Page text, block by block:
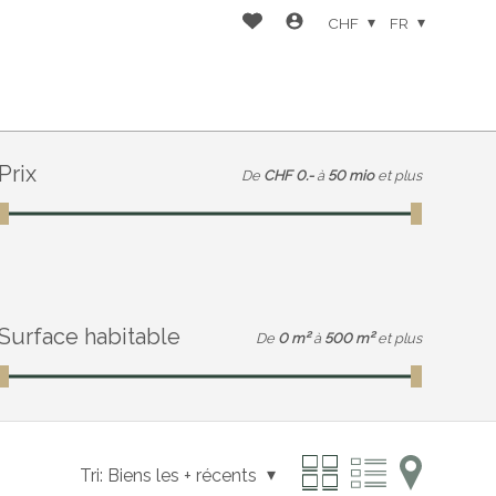
CHF FR
Prix De CHF 0.- à 50 mio et plus
habitable De 0 m² à 500 m² et plus
Tri: Biens les + récents